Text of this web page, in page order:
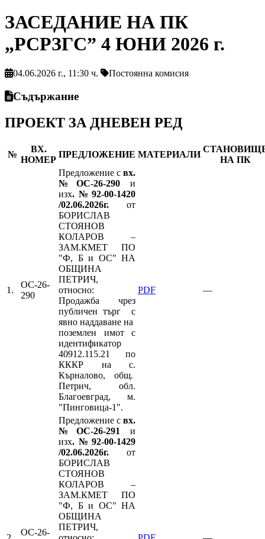
ЗАСЕДАНИЕ НА ПК
„РСРЗГС” 4 ЮНИ 2026 г.
04.06.2026 г., 11:30 ч. Постоянна комисия
Съдържание
ПРОЕКТ ЗА ДНЕВЕН РЕД
№
ВХ.
НОМЕР
ПРЕДЛОЖЕНИЕ МАТЕРИАЛИ
НА ПК
1.
ОС-26-
290
Предложение с вх.
№ОС-26-290и
изх.№92-00-1420
/02.06.2026г. от
БОРИСЛАВ
СТОЯНОВ
КОЛАРОВ –
ЗАМ.КМЕТ ПО
"Ф, Б и ОС" НА
ОБЩИНА
ПЕТРИЧ,
относно:
Продажба чрез
публичен търг с
явно наддаване на
поземлен имот с
идентификатор
40912.115.21 по
КККР на с.
Кърналово, общ.
Петрич, обл.
Благоевград, м.
"Пинговица-1".
PDF —
ОС-26-
Предложение с вх.
№ОС-26-291и
изх.№92-00-1429
/02.06.2026г. от
БОРИСЛАВ
СТОЯНОВ
КОЛАРОВ –
ЗАМ.КМЕТ ПО
"Ф, Б и ОС" НА
ОБЩИНА
ПЕТРИЧ,